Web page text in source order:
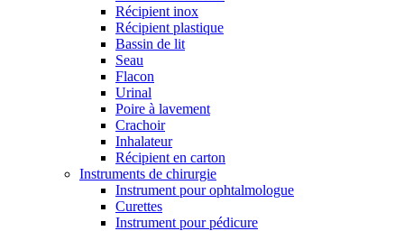
Récipient inox
Récipient plastique
Bassin de lit
Seau
Flacon
Urinal
Poire à lavement
Crachoir
Inhalateur
Récipient en carton
Instruments de chirurgie
Instrument pour ophtalmologue
Curettes
Instrument pour pédicure